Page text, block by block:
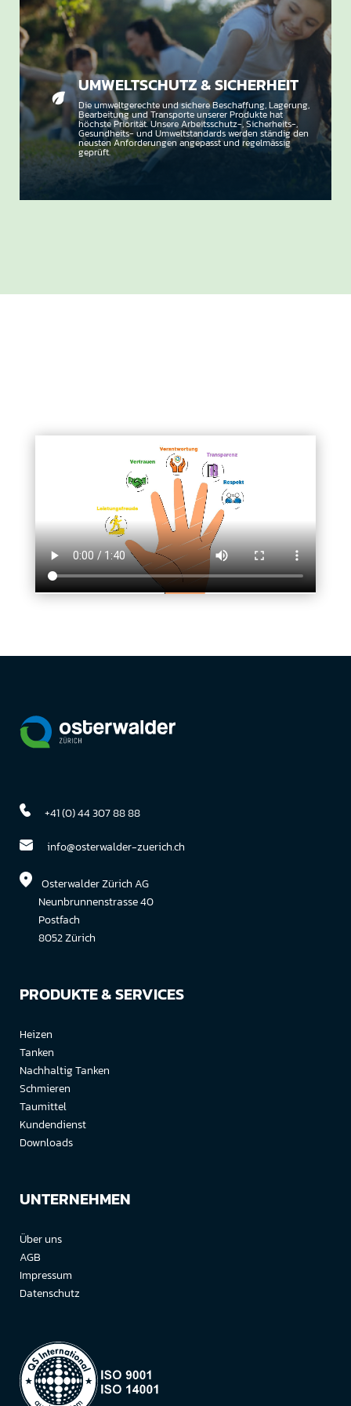
UMWELTSCHUTZ & SICHERHEIT
Die umweltgerechte und sichere Beschaffung, Lagerung,
Bearbeitung und Transporte unserer Produkte hat
höchste Priorität. Unsere Arbeitsschutz-, Sicherheits-,
Gesundheits- und Umweltstandards werden ständig den
neusten Anforderungen angepasst und regelmässig
geprüft.
+41 (0) 44 307 88 88
info@osterwalder-zuerich.ch
Osterwalder Zürich AG
Neunbrunnenstrasse 40
Postfach
8052 Zürich
PRODUKTE & SERVICES
Heizen
Tanken
Nachhaltig Tanken
Schmieren
Taumittel
Kundendienst
Downloads
UNTERNEHMEN
Über uns
AGB
Impressum
Datenschutz